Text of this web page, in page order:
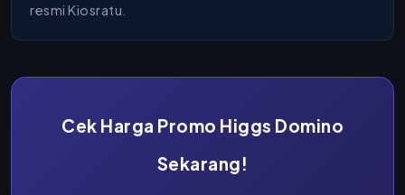
resmi Kiosratu.
Cek Harga Promo Higgs Domino
Sekarang!